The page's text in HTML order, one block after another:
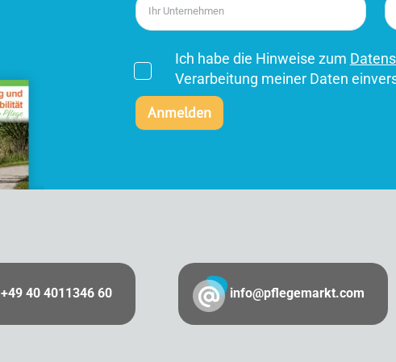
Ich habe die Hinweise zum
Verarbeitung meiner Daten
+49 40 4011346 60 info@pflegemarkt.com